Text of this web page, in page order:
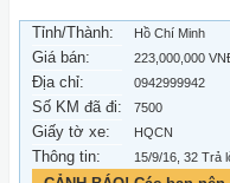
Tỉnh/Thành: Hồ Chí Minh
Giá bán: 223,000,000
Địa chỉ: 0942999942
Số KM đã đi: 7500
Giấy tờ xe: HQCN
Thông tin: 15/9/16 , 32 Trả